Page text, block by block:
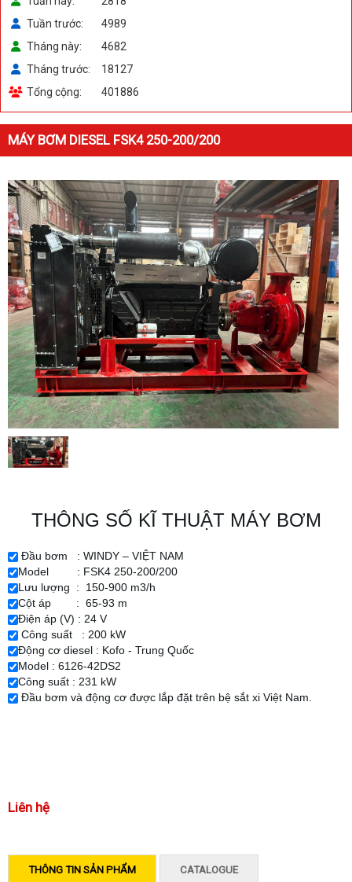
Tuần trước
4989
Tháng này
4682
Tháng trước
18127
Tổng cộng
401886
MÁY BƠM DIESEL FSK4 250-200/200
THÔNG SỐ KĨ THUẬT MÁY BƠM
Đầu bơm : WINDY – VIỆT NAM
Model : FSK4 250-200/200
Lưu lượng :
150-900 m3/h
Cột áp : 65-93 m
Điện áp (V) : 24 V
Công suất : 200 kW
Động cơ diesel : Kofo - Trung Quốc
Model : 6126-42DS2
Công suất : 231 kW
Đầu bơm và động cơ được lắp đặt trên bệ sắt xi Việt Nam.
Liên hệ
THÔNG TIN SẢN PHẨM CATALOGUE